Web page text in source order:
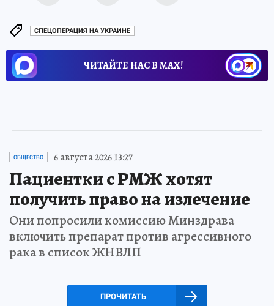
СПЕЦОПЕРАЦИЯ НА УКРАИНЕ
ЧИТАЙТЕ НАС В МАХ!
ОБЩЕСТВО 6 августа 2026 13:27
Пациентки с РМЖ хотят
получить право на излечение
Они попросили комиссию Минздрава
включить препарат против агрессивного
рака в список ЖНВЛП
ПРОЧИТАТЬ